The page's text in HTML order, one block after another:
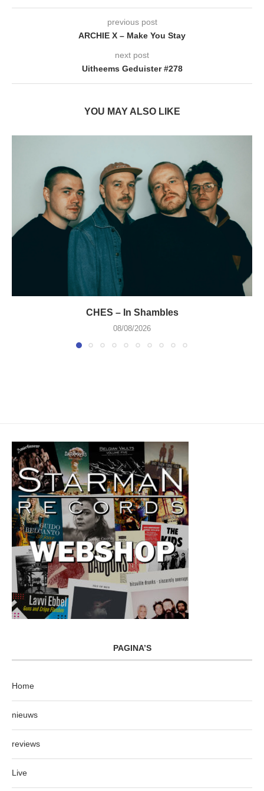
previous post
ARCHIE X – Make You Stay
next post
Uitheems Geduister #278
YOU MAY ALSO LIKE
CHES – In Shambles
08/08/2026
PAGINA’S
Home
nieuws
reviews
Live